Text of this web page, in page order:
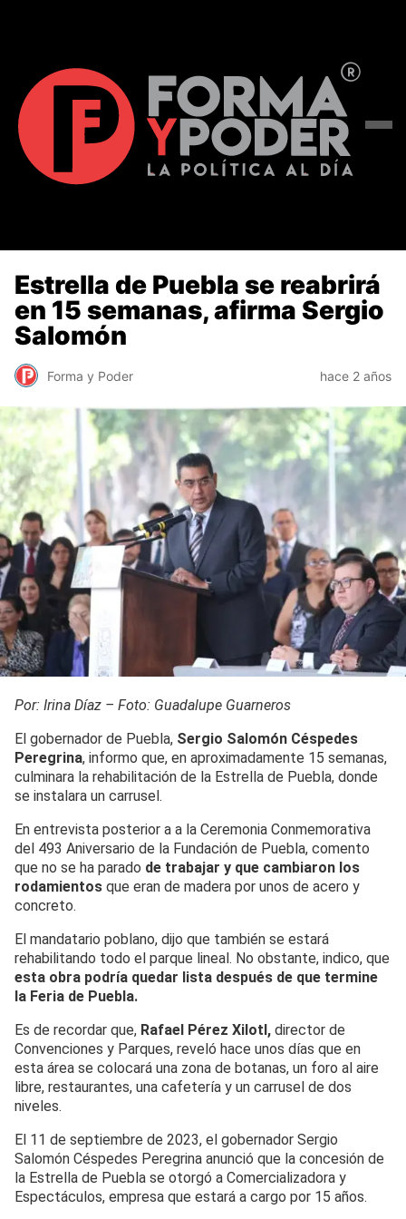
Estrella de Puebla se reabrirá
en 15 semanas, afirma Sergio
Salomón
Forma y Poder hace 2 años
Por: Irina Díaz – Foto: Guadalupe Guarneros
El gobernador de Puebla, Sergio Salomón Céspedes
Peregrina, informo que, en aproximadamente 15 semanas,
culminara la rehabilitación de la Estrella de Puebla, donde
se instalara un carrusel.
En entrevista posterior a a la Ceremonia Conmemorativa
del 493 Aniversario de la Fundación de Puebla, comento
que no se ha parado de trabajar y que cambiaron los
rodamientos que eran de madera por unos de acero y
concreto.
El mandatario poblano, dijo que también se estará
rehabilitando todo el parque lineal. No obstante, indico, que
esta obra podría quedar lista después de que termine
la Feria de Puebla.
Es de recordar que, Rafael Pérez Xilotl, director de
Convenciones y Parques, reveló hace unos días que en
esta área se colocará una zona de botanas, un foro al aire
libre, restaurantes, una cafetería y un carrusel de dos
niveles.
El 11 de septiembre de 2023, el gobernador Sergio
Salomón Céspedes Peregrina anunció que la concesión de
la Estrella de Puebla se otorgó a Comercializadora y
Espectáculos, empresa que estará a cargo por 15 años.